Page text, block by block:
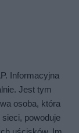
Informacyjna
Jest tym
osoba, która
powoduje